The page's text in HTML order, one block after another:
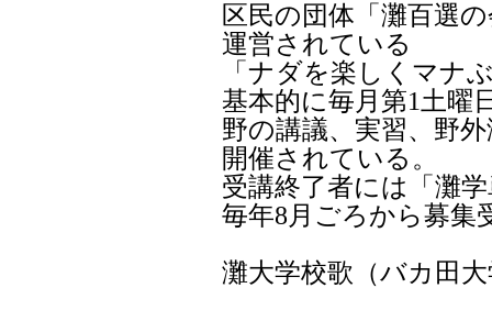
区民の団体「灘百選
運営されている
「ナダを楽しくマナ
基本的に毎月第1土曜
野の講議、実習、野
開催されている。
受講終了者には「灘
毎年8月ごろから募集
灘大学校歌（バカ田